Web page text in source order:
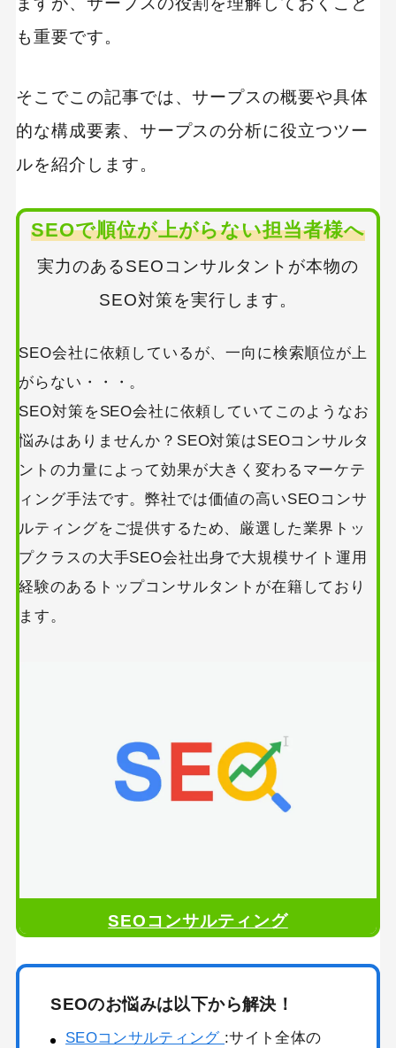
も重要です。
そこでこの記事では、サープスの概要や具体
的な構成要素、サープスの分析に役立つツー
ルを紹介します。
SEOで順位が上がらない担当者様へ
実力のあるSEOコンサルタントが本物の
SEO対策を実行します。
SEO会社に依頼しているが、一向に検索順位が上
がらない・・・。
SEO対策をSEO会社に依頼していてこのようなお
悩みはありませんか？SEO対策はSEOコンサルタ
ントの力量によって効果が大きく変わるマーケテ
ィング手法です。弊社では価値の高いSEOコンサ
ルティングをご提供するため、厳選した業界トッ
プクラスの大手SEO会社出身で大規模サイト運用
経験のあるトップコンサルタントが在籍しており
ます。
SEOコンサルティング
SEOのお悩みは以下から解決！
SEOコンサルティング :サイト全体の